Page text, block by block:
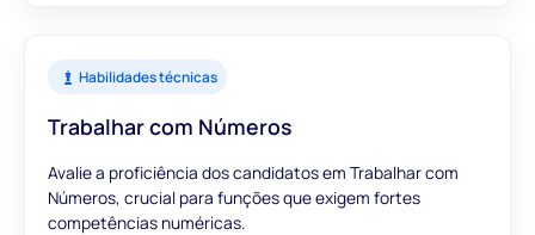
Habilidades técnicas
Trabalhar com Números
Avalie a proficiência dos candidatos em Trabalhar com
Números, crucial para funções que exigem fortes
competências numéricas.